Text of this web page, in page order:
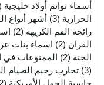
أسماء توائم أولاد خليجية
الحرارية (3) أشهر أنواع
رائحة الفم الكريهة (2)
القران (2) اسماء بنات
الجنة (2) الممنوعات في
(3)
تجارب رجيم الصيام
حاسبة الحمل الأمريكية (2)